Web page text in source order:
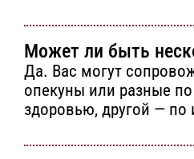
Может ли быть
Да. Вас могут
опекуны или разные
здоровью, другой — по